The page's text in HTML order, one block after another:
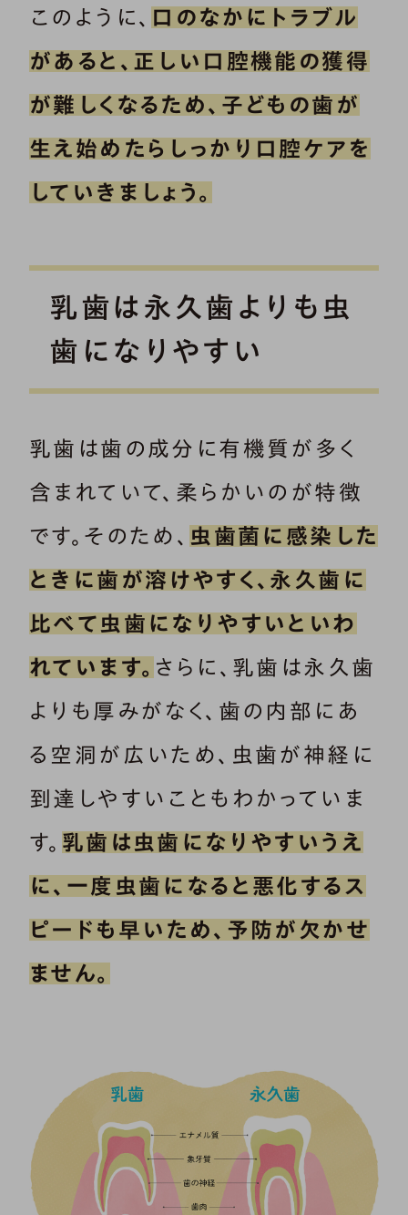
このように、 口のなかにトラブル
があると、正しい口腔機能の獲得
が難しくなるため、子どもの歯が
生え始めたらしっかり口腔ケアを
していきましょう。
乳歯は永久歯よりも虫
歯になりやすい
乳歯は歯の成分に有機質が多く
含まれていて、柔らかいのが特徴
です。そのため、 虫歯菌に感染した
ときに歯が溶けやすく、永久歯に
比べて虫歯になりやすいといわ
れています。 さらに、乳歯は永久歯
よりも厚みがなく、歯の内部にあ
る空洞が広いため、虫歯が神経に
到達しやすいこともわかっていま
す。 乳歯は虫歯になりやすいうえ
に、一度虫歯になると悪化するス
ピードも早いため、予防が欠かせ
ません。